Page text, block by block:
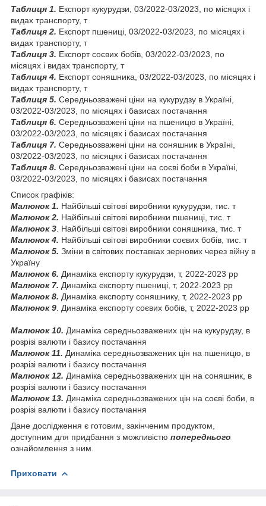
Таблиця 1. Експорт кукурудзи, 03/2022-03/2023, по місяцях і
видах транспорту, т
Таблиця 2. Експорт пшениці, 03/2022-03/2023, по місяцях і
видах транспорту, т
Таблиця 3. Експорт соєвих бобів, 03/2022-03/2023, по
місяцях і видах транспорту, т
Таблиця 4. Експорт соняшника, 03/2022-03/2023, по місяцях і
видах транспорту, т
Таблиця 5. Середньозважені ціни на кукурудзу в Україні,
03/2022-03/2023, по місяцях і базисах постачання
Таблиця 6. Середньозважені ціни на пшеницю в Україні,
03/2022-03/2023, по місяцях і базисах постачання
Таблиця 7. Середньозважені ціни на соняшник в Україні,
03/2022-03/2023, по місяцях і базисах постачання
Таблиця 8. Середньозважені ціни на соєві боби в Україні,
03/2022-03/2023, по місяцях і базисах постачання
Список графіків:
Малюнок 1. Найбільші світові виробники кукурудзи, тис. т
Малюнок 2. Найбільші світові виробники пшениці, тис. т
Малюнок 3 . Найбільші світові виробники соняшника, тис. т
Малюнок 4. Найбільші світові виробники соєвих бобів, тис. т
Малюнок 5. Зміни в світових поставках зернових через війну в
Україну
Малюнок 6. Динаміка експорту кукурудзи, т, 2022-2023 pp
Малюнок 7. Динаміка експорту пшениці, т, 2022-2023 pp
Малюнок 8. Динаміка експорту соняшнику, т, 2022-2023 pp
Малюнок 9 . Динаміка експорту соєвих бобів, т, 2022-2023 pp
Малюнок 10. Динаміка середньозважених цін на кукурудзу, в
розрізі валюти і базису постачання
Малюнок 11. Динаміка середньозважених цін на пшеницю, в
розрізі валюти і базису постачання
Малюнок 12. Динаміка середньозважених цін на соняшник, в
розрізі валюти і базису постачання
Малюнок 13. Динаміка середньозважених цін на соєві боби, в
розрізі валюти і базису постачання
Дане дослідження є готовим, закінченим продуктом,
доступним для придбання з можливістю попереднього
ознайомлення з ним.
Приховати